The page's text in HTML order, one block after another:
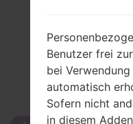
Benutzer frei
bei
automatisch
Sofern nicht
in diesem